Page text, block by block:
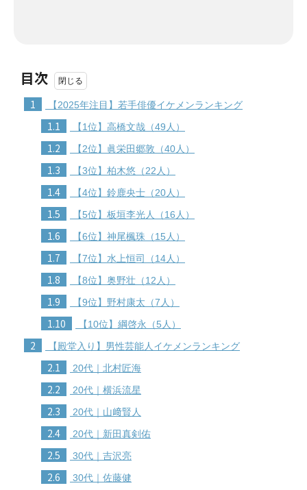
目次
1 【2025年注目】若手俳優イケメンランキング
1.1 【1位】高橋文哉（49人）
1.2 【2位】眞栄田郷敦（40人）
1.3 【3位】柏木悠（22人）
1.4 【4位】鈴鹿央士（20人）
1.5 【5位】板垣李光人（16人）
1.6 【6位】神尾楓珠（15人）
1.7 【7位】水上恒司（14人）
1.8 【8位】奥野壮（12人）
1.9 【9位】野村康太（7人）
1.10 【10位】綱啓永（5人）
2 【殿堂入り】男性芸能人イケメンランキング
2.1 20代｜北村匠海
2.2 20代｜横浜流星
2.3 20代｜山﨑賢人
2.4 20代｜新田真剣佑
2.5 30代｜吉沢亮
2.6 30代｜佐藤健